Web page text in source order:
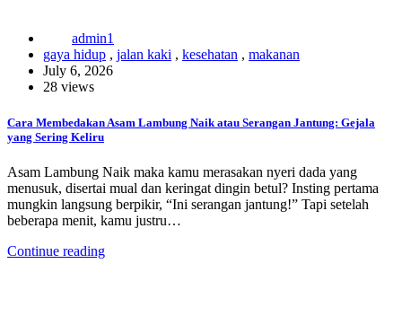
admin1
gaya hidup , jalan kaki , kesehatan , makanan
July 6, 2026
28 views
Cara Membedakan Asam Lambung Naik atau Serangan Jantung: Gejala
yang Sering Keliru
Asam Lambung Naik maka kamu merasakan nyeri dada yang
menusuk, disertai mual dan keringat dingin betul? Insting pertama
mungkin langsung berpikir, “Ini serangan jantung!” Tapi setelah
beberapa menit, kamu justru…
Continue reading